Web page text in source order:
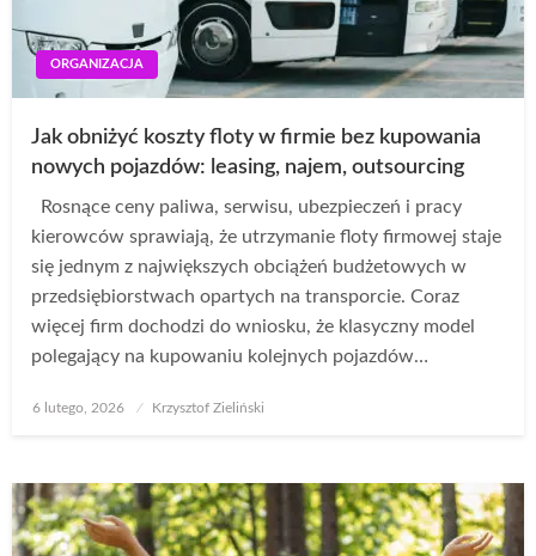
ORGANIZACJA
Jak obniżyć koszty floty w firmie bez kupowania
nowych pojazdów: leasing, najem, outsourcing
Rosnące ceny paliwa, serwisu, ubezpieczeń i pracy
kierowców sprawiają, że utrzymanie floty firmowej staje
się jednym z największych obciążeń budżetowych w
przedsiębiorstwach opartych na transporcie. Coraz
więcej firm dochodzi do wniosku, że klasyczny model
polegający na kupowaniu kolejnych pojazdów…
Opublikowane
6 lutego, 2026 Krzysztof Zieliński